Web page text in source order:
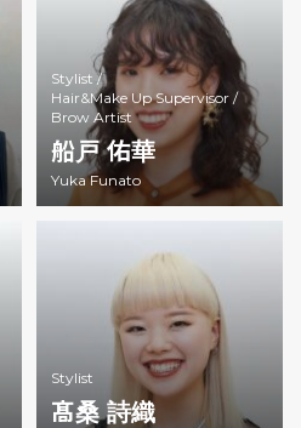
Stylist /
Hair&Make Up Supervisor /
Brow Artist
船戸 佑華
Yuka Funato
Stylist
髙桑 詩織